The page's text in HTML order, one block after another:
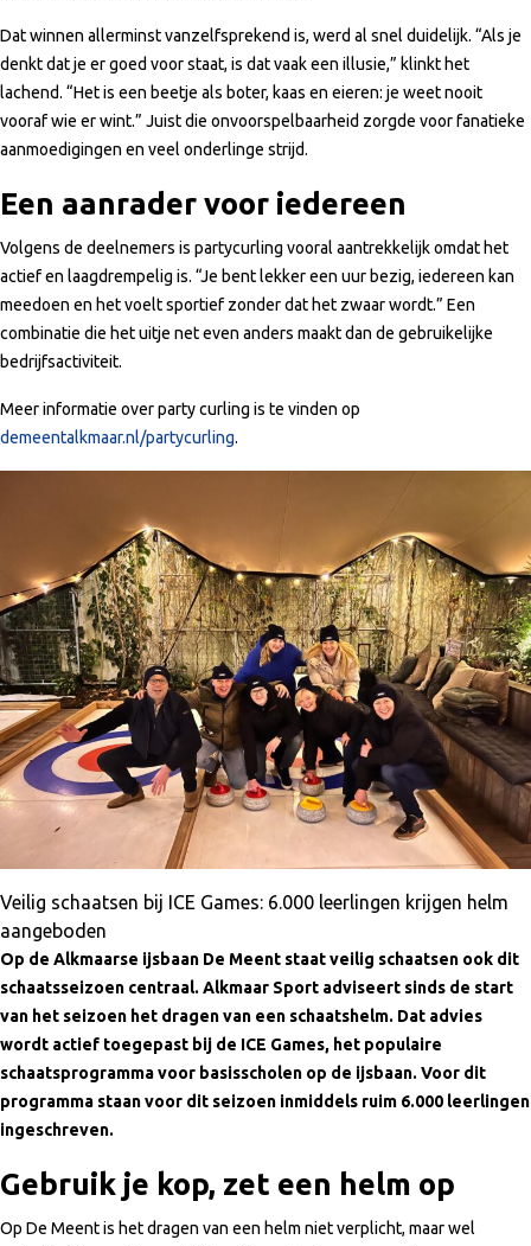
Dat winnen allerminst vanzelfsprekend is, werd al snel duidelijk. “Als je
denkt dat je er goed voor staat, is dat vaak een illusie,” klinkt het
lachend. “Het is een beetje als boter, kaas en eieren: je weet nooit
vooraf wie er wint.” Juist die onvoorspelbaarheid zorgde voor fanatieke
aanmoedigingen en veel onderlinge strijd.
Een aanrader voor iedereen
Volgens de deelnemers is partycurling vooral aantrekkelijk omdat het
actief en laagdrempelig is. “Je bent lekker een uur bezig, iedereen kan
meedoen en het voelt sportief zonder dat het zwaar wordt.” Een
combinatie die het uitje net even anders maakt dan de gebruikelijke
bedrijfsactiviteit.
Meer informatie over party curling is te vinden op
demeentalkmaar.nl/partycurling.
Veilig schaatsen bij ICE Games: 6.000 leerlingen krijgen helm
aangeboden
Op de Alkmaarse ijsbaan De Meent staat veilig schaatsen ook dit
schaatsseizoen centraal. Alkmaar Sport adviseert sinds de start
van het seizoen het dragen van een schaatshelm. Dat advies
wordt actief toegepast bij de ICE Games, het populaire
schaatsprogramma voor basisscholen op de ijsbaan. Voor dit
programma staan voor dit seizoen inmiddels ruim 6.000 leerlingen
ingeschreven.
Gebruik je kop, zet een helm op
Op De Meent is het dragen van een helm niet verplicht, maar wel